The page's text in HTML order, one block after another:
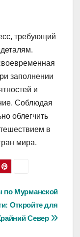
требующий
заполнении
и
Соблюдая
облегчить
в
мира.
по Мурманской
Откройте для
Север